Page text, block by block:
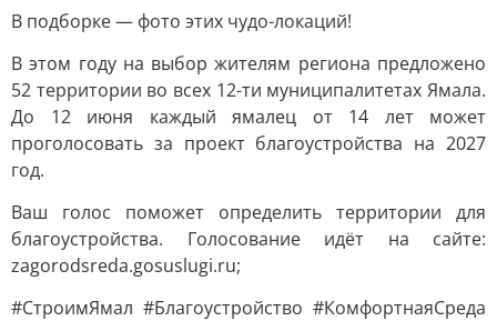
В подборке — фото этих чудо-локаций!
В этом году на выбор жителям региона предложено
52 территории во всех 12-ти муниципалитетах Ямала.
До 12 июня каждый ямалец от 14 лет может
проголосовать за проект благоустройства на 2027
год.
Ваш голос поможет определить территории для
благоустройства. Голосование идёт на сайте:
zagorodsreda.gosuslugi.ru;
#СтроимЯмал #Благоустройство #КомфортнаяСреда